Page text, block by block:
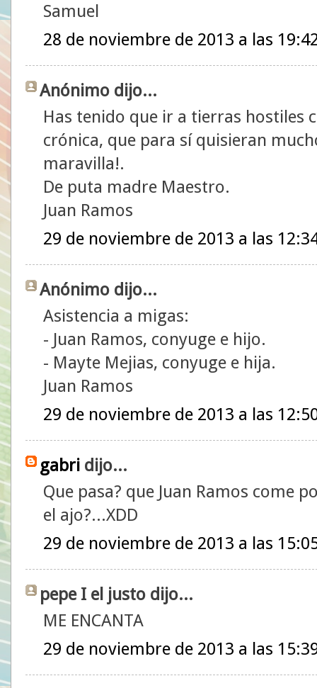
Samuel
28 de noviembre de 2013 a las
Anónimo dijo...
Has tenido que ir a tierras hostiles
crónica, que para sí quisieran
maravilla!.
De puta madre Maestro.
Juan Ramos
29 de noviembre de 2013 a las
Anónimo dijo...
Asistencia a migas:
- Juan Ramos, conyuge e hijo.
- Mayte Mejias, conyuge e hija.
Juan Ramos
29 de noviembre de 2013 a las
gabri dijo...
Que pasa? que Juan Ramos come
el ajo?...XDD
29 de noviembre de 2013 a las
pepe I el justo dijo...
ME ENCANTA
29 de noviembre de 2013 a las